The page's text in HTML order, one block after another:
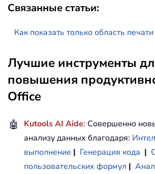
Связанные статьи:
Как показать только область
Лучшие инструменты
повышения
Office
🤖 Kutools AI Aide: Совершенно
анализу данных благодаря:
выполнение | Генерация кода |
пользовательских формул |